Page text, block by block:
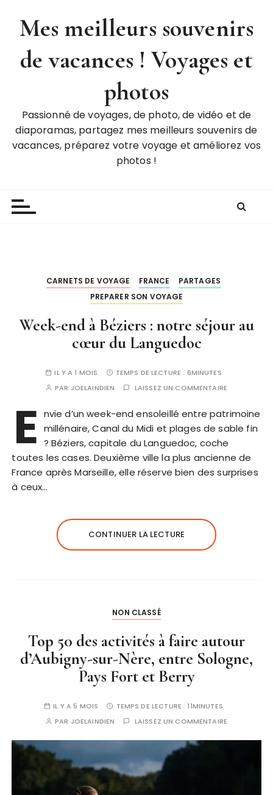
Mes meilleurs souvenirs
de vacances ! Voyages et
photos
Passionné de voyages, de photo, de vidéo et de
diaporamas, partagez mes meilleurs souvenirs de
vacances, préparez votre voyage et améliorez vos
photos !
CARNETS DE VOYAGE FRANCE
PARTAGES
PREPARER SON VOYAGE
Week-end à Béziers : notre séjour au
cœur du Languedoc
IL Y A 1 MOIS TEMPS DE LECTURE : 6MINUTES
PAR JOELAINDIEN LAISSEZ UN COMMENTAIRE
E nvie d’un week-end ensoleillé entre patrimoine
millénaire, Canal du Midi et plages de sable fin
? Béziers, capitale du Languedoc, coche
toutes les cases. Deuxième ville la plus ancienne de
France après Marseille, elle réserve bien des surprises
à ceux…
CONTINUER LA LECTURE
NON CLASSÉ
Top 50 des activités à faire autour
d’Aubigny-sur-Nère, entre Sologne,
Pays Fort et Berry
IL Y A 5 MOIS TEMPS DE LECTURE :11MINUTES
PAR JOELAINDIEN LAISSEZ UN COMMENTAIRE